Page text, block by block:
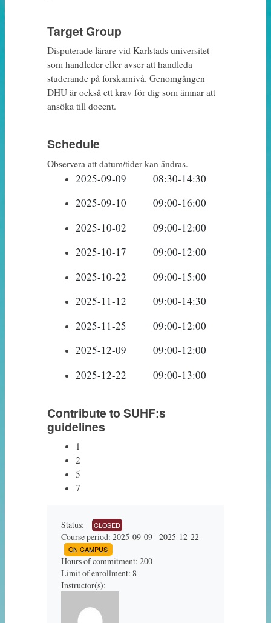
Target Group
Disputerade lärare vid Karlstads universitet
som handleder eller avser att handleda
studerande på forskarnivå. Genomgången
DHU är också ett krav för dig som ämnar att
ansöka till docent.
Schedule
Observera att datum/tider kan ändras.
Contribute to SUHF:s
guidelines
1
2
5
7
Status: CLOSED
Course period: 2025-09-09 - 2025-12-22
ON CAMPUS
Hours of commitment: 200
Limit of enrollment: 8
Instructor(s):